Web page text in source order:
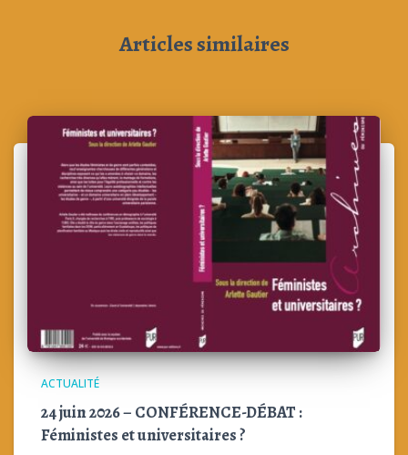
Articles similaires
ACTUALITÉ
24 juin 2026 – CONFÉRENCE-DÉBAT :
Féministes et universitaires ?